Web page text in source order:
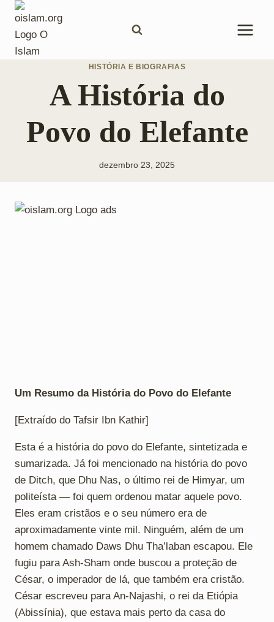
Pular
para
Conteúdo
HISTÓRIA E BIOGRAFIAS
A História do
Povo do Elefante
dezembro 23, 2025
Um Resumo da História do Povo do Elefante
[Extraído do Tafsir Ibn Kathir]
Esta é a história do povo do Elefante, sintetizada e
sumarizada. Já foi mencionado na história do povo
de Ditch, que Dhu Nas, o último rei de Himyar, um
politeísta — foi quem ordenou matar aquele povo.
Eles eram cristãos e o seu número era de
aproximadamente vinte mil. Ninguém, além de um
homem chamado Daws Dhu Tha’laban escapou. Ele
fugiu para Ash-Sham onde buscou a proteção de
César, o imperador de lá, que também era cristão.
César escreveu para An-Najashi, o rei da Etiópia
(Abissínia), que estava mais perto da casa do